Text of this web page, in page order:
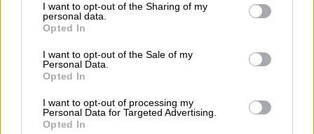
not limited to your visit or usage behaviour. You may click to
grant or deny consent to Google and its third-party tags to
use your data for below specified purposes in below Google
consent section.
I want to opt-out of the Sharing of my
personal data.
Opted In
I want to opt-out of the Sale of my
Personal Data.
Opted In
I want to opt-out of processing my
Personal Data for Targeted Advertising.
Opted In
Κόσμος
Ανθίζει... η βιομηχανία λουλουδιών στην
Τουρκία - Ρεκόρ εξαγωγών